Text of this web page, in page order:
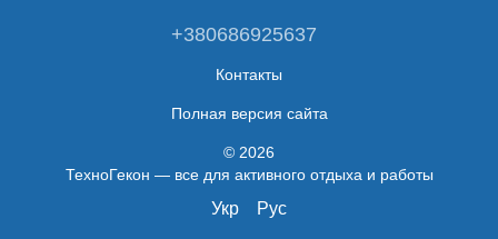
+380686925637
Контакты
Полная версия сайта
© 2026
ТехноГекон — все для активного отдыха и работы
Укр Рус